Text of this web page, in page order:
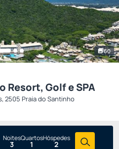
60
Resort, Golf e SPA
2505 Praia do Santinho
Noites
3
Quartos
1
Hóspedes
2